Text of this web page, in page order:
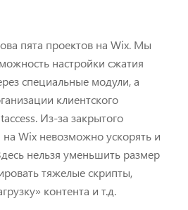
пята проектов на Wix. Мы
настройки сжатия
специальные модули, а
клиентского
Из-за закрытого
на Wix невозможно ускорять и
нельзя уменьшить размер
тяжелые скрипты,
контента и т.д.